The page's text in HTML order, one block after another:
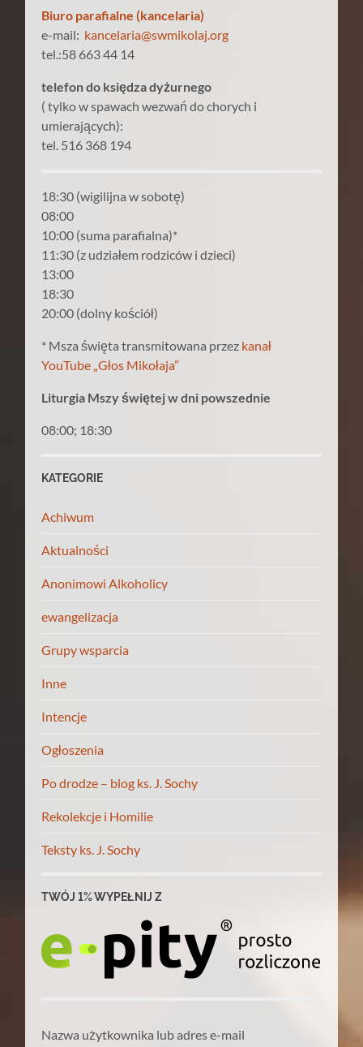
Biuro parafialne (kancelaria)
e-mail: kancelaria@swmikolaj.org
tel.:58 663 44 14
telefon do księdza dyżurnego
( tylko w spawach wezwań do chorych i
umierających):
tel. 516 368 194
18:30 (wigilijna w sobotę)
08:00
10:00 (suma parafialna)*
11:30 (z udziałem rodziców i dzieci)
13:00
18:30
20:00 (dolny kościół)
* Msza święta transmitowana przez kanał
YouTube „Głos Mikołaja”
Liturgia Mszy świętej w dni powszednie
08:00; 18:30
KATEGORIE
Achiwum
Aktualności
Anonimowi Alkoholicy
ewangelizacja
Grupy wsparcia
Inne
Intencje
Ogłoszenia
Po drodze – blog ks. J. Sochy
Rekolekcje i Homilie
Teksty ks. J. Sochy
TWÓJ 1% WYPEŁNIJ Z
Nazwa użytkownika lub adres e-mail